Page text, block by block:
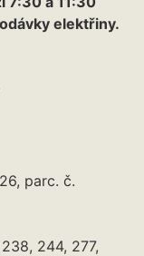
elektřiny.
parc. č.
244, 277,